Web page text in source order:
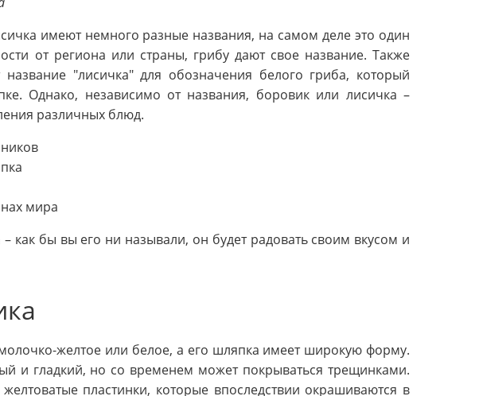
имеют немного разные названия, на самом деле это один
от региона или страны, грибу дают свое название. Также
"лисичка" для обозначения белого гриба, который
Однако, независимо от названия, боровик или лисичка –
различных блюд.
мира
как бы вы его ни называли, он будет радовать своим вкусом и
желтое или белое, а его шляпка имеет широкую форму.
и гладкий, но со временем может покрываться трещинками.
пластинки, которые впоследствии окрашиваются в